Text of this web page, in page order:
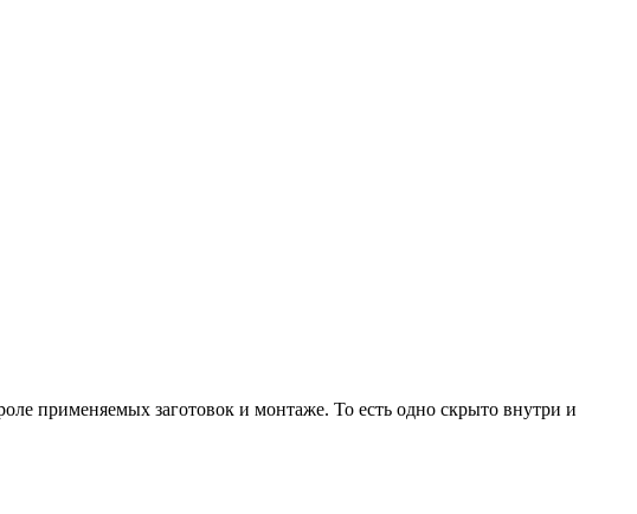
применяемых заготовок и монтаже. То есть одно скрыто внутри и